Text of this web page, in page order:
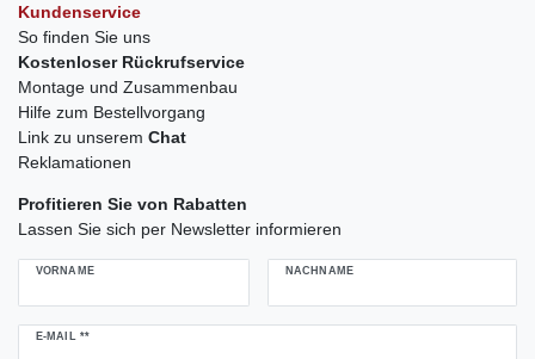
Kundenservice
So finden Sie uns
Kostenloser Rückrufservice
Montage und Zusammenbau
Hilfe zum Bestellvorgang
Link zu unserem Chat
Reklamationen
Profitieren Sie von Rabatten
Lassen Sie sich per Newsletter informieren
VORNAME NACHNAME
E-MAIL **
Newsletter